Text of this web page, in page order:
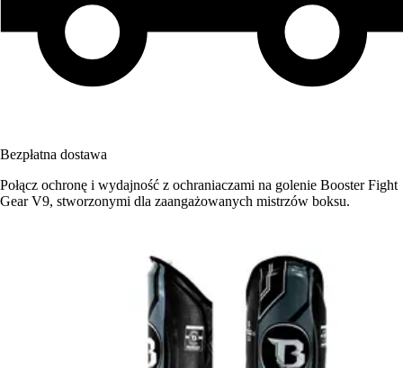
Bezpłatna dostawa
Połącz ochronę i wydajność z ochraniaczami na golenie Booster Fight
Gear V9, stworzonymi dla zaangażowanych mistrzów boksu.